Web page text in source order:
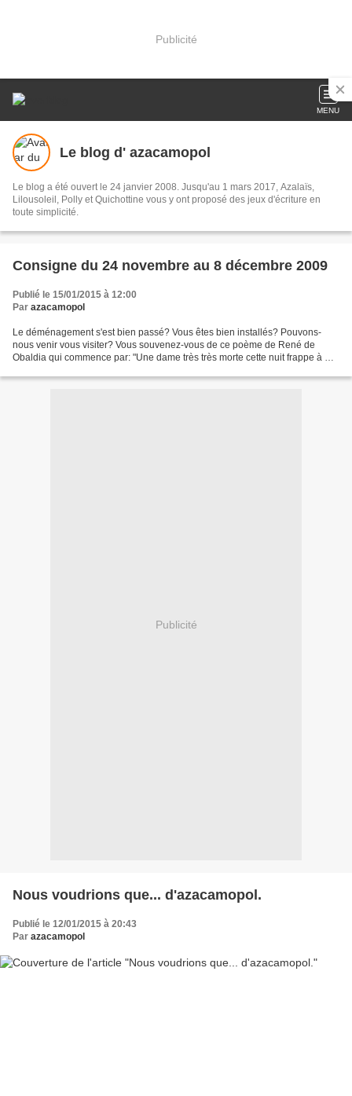
Publicité
MENU
Le blog d' azacamopol
Le blog a été ouvert le 24 janvier 2008. Jusqu'au 1 mars 2017, Azalaïs,
Lilousoleil, Polly et Quichottine vous y ont proposé des jeux d'écriture en
toute simplicité.
Consigne du 24 novembre au 8 décembre 2009
Publié le 15/01/2015 à 12:00
Par azacamopol
Le déménagement s'est bien passé? Vous êtes bien installés? Pouvons-
nous venir vous visiter? Vous souvenez-vous de ce poème de René de
Obaldia qui commence par: "Une dame très très morte cette nuit frappe à ma
Publicité
Nous voudrions que... d'azacamopol.
Publié le 12/01/2015 à 20:43
Par azacamopol